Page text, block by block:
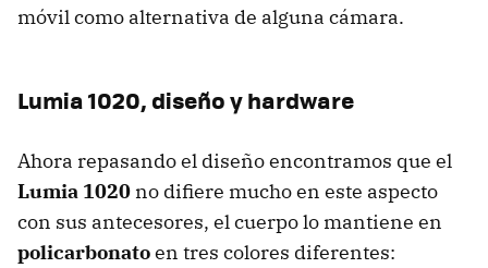
móvil como alternativa de alguna cámara.
Lumia 1020, diseño y hardware
Ahora repasando el diseño encontramos que el
Lumia 1020 no difiere mucho en este aspecto
con sus antecesores, el cuerpo lo mantiene en
policarbonatoen tres colores diferentes: